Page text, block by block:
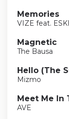
Memories
VIZE feat.
Magnetic
The Bausa
Hello (The
Mizmo
Meet Me In
AVE